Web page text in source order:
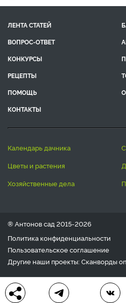
ЛЕНТА СТАТЕЙ
ВОПРОС-ОТВЕТ
КОНКУРСЫ
РЕЦЕПТЫ
ПОМОЩЬ
КОНТАКТЫ
календарь дачника
цветы и растения
хозяйственные дела
® Антонов сад 2015-2026
Политика конфиденциальности
Пользовательское соглашение
Другие наши проекты: Сканворды
Любое использование материала
письменного согласия редакции